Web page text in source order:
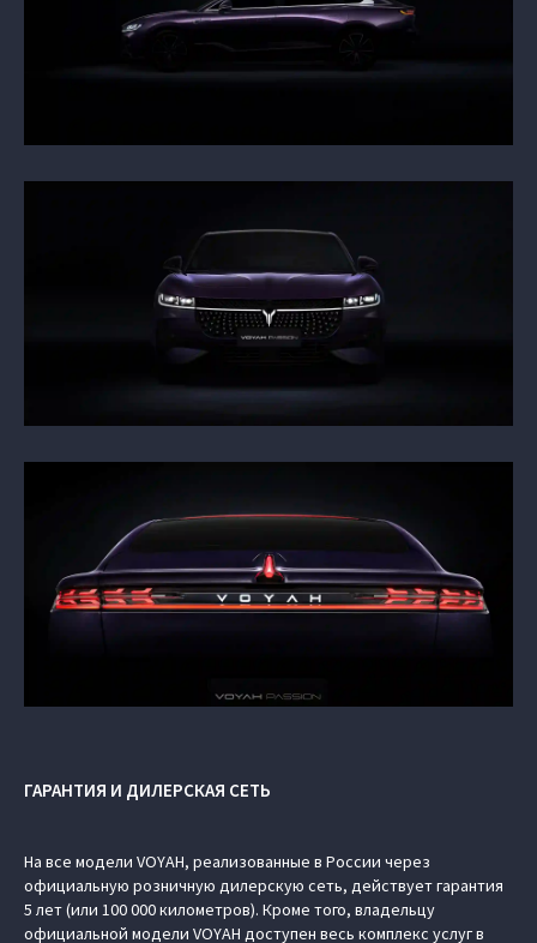
ГАРАНТИЯ И ДИЛЕРСКАЯ СЕТЬ
На все модели VOYAH, реализованные в России через
официальную розничную дилерскую сеть, действует гарантия
5 лет (или 100 000 километров). Кроме того, владельцу
официальной модели VOYAH доступен весь комплекс услуг в